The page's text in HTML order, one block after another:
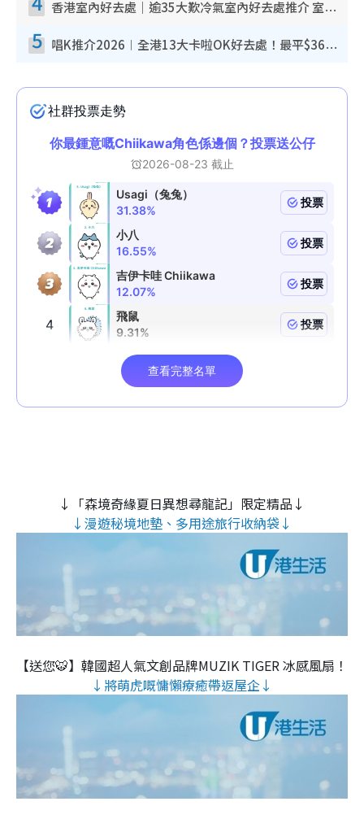
香港室內好去處｜逾35大歎冷氣室內好去處推介 室內活動免費避雨無懼落雨
5 唱K推介2026︱全港13大卡啦OK好去處！最平$36起 日文K都有！(附地址+收費詳情)
↓「森境奇緣夏日異想尋龍記」限定精品↓
↓漫遊秘境地墊、多用途旅行收納袋↓
【送您🐯】韓國超人氣文創品牌MUZIK TIGER 冰感風扇！
↓將萌虎嘅慵懶療癒帶返屋企↓